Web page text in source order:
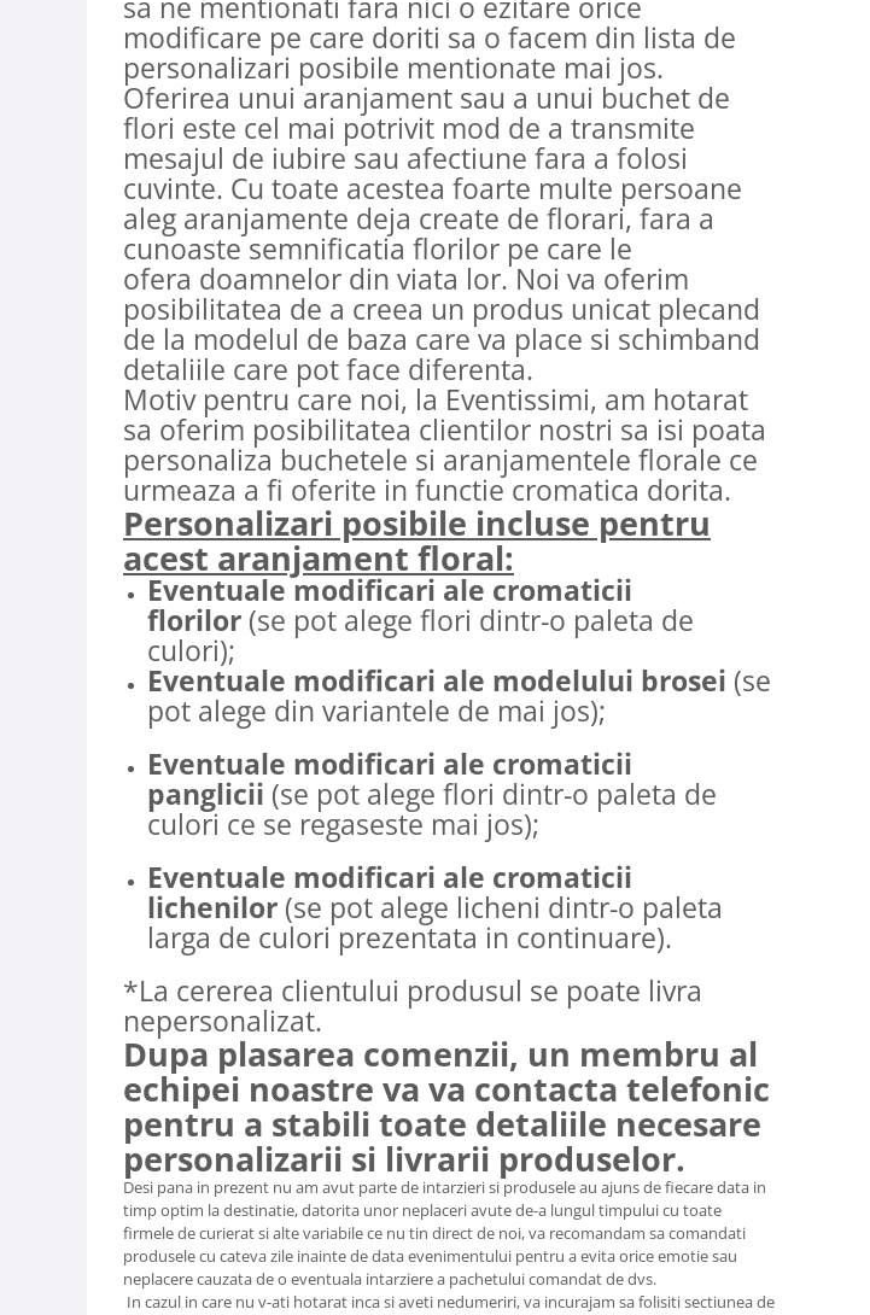
modificare pe care doriti sa o facem din lista de
personalizari posibile mentionate mai jos.
Oferirea unui aranjament sau a unui buchet de
flori este cel mai potrivit mod de a transmite
mesajul de iubire sau afectiune fara a folosi
cuvinte. Cu toate acestea foarte multe persoane
aleg aranjamente deja create de florari, fara a
cunoaste semnificatia florilor pe care le
ofera doamnelor din viata lor. Noi va oferim
posibilitatea de a creea un produs unicat plecand
de la modelul de baza care va place si schimband
detaliile care pot face diferenta.
Motiv pentru care noi, la Eventissimi, am hotarat
sa oferim posibilitatea clientilor nostri sa isi poata
personaliza buchetele si aranjamentele florale ce
urmeaza a fi oferite in functie cromatica dorita.
Personalizari posibile incluse pentru
acest aranjament floral:
Eventuale modificari ale cromaticii
florilor (se pot alege flori dintr-o paleta de
culori);
Eventuale modificari ale modelului brosei (se
pot alege din variantele de mai jos);
Eventuale modificari ale cromaticii
panglicii (se pot alege flori dintr-o paleta de
culori ce se regaseste mai jos);
Eventuale modificari ale cromaticii
lichenilor (se pot alege licheni dintr-o paleta
larga de culori prezentata in continuare).
*La cererea clientului produsul se poate livra
nepersonalizat.
Dupa plasarea comenzii, un membru al
echipei noastre va va contacta telefonic
pentru a stabili toate detaliile necesare
personalizarii si livrarii produselor.
Desi pana in prezent nu am avut parte de intarzieri si produsele au ajuns de fiecare data in
timp optim la destinatie, datorita unor neplaceri avute de-a lungul timpului cu toate
firmele de curierat si alte variabile ce nu tin direct de noi, va recomandam sa comandati
produsele cu cateva zile inainte de data evenimentului pentru a evita orice emotie sau
neplacere cauzata de o eventuala intarziere a pachetului comandat de dvs.
In cazul in care nu v-ati hotarat inca si aveti nedumeriri, va incurajam sa folisiti sectiunea de